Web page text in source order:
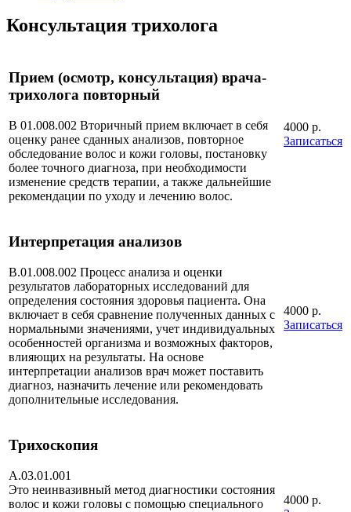
Консультация трихолога
Прием (осмотр, консультация) врача-
трихолога повторный
В 01.008.002 Вторичный прием включает в себя
оценку ранее сданных анализов, повторное
обследование волос и кожи головы, постановку
более точного диагноза, при необходимости
изменение средств терапии, а также дальнейшие
рекомендации по уходу и лечению волос.
4000 р.
Записаться
Интерпретация анализов
B.01.008.002 Процесс анализа и оценки
результатов лабораторных исследований для
определения состояния здоровья пациента. Она
включает в себя сравнение полученных данных с
нормальными значениями, учет индивидуальных
особенностей организма и возможных факторов,
влияющих на результаты. На основе
интерпретации анализов врач может поставить
диагноз, назначить лечение или рекомендовать
дополнительные исследования.
4000 р.
Записаться
Трихоскопия
А.03.01.001
Это неинвазивный метод диагностики состояния
волос и кожи головы с помощью специального
4000 р.